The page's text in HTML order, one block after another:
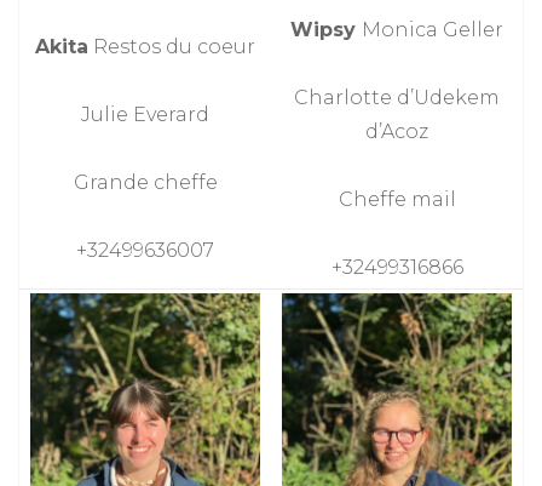
Akita Restos du coeur
Julie Everard
Grande cheffe
+32499636007
Wipsy Monica Geller
Charlotte d’Udekem
d’Acoz
Cheffe mail
+32499316866